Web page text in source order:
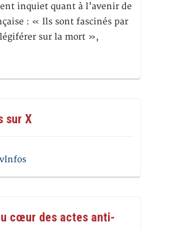
inquiet quant à l’avenir de
: « Ils sont fascinés par
sur la mort »,
sur X
cœur des actes anti-